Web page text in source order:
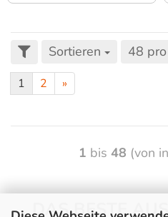
Sortieren 48
1 2 »
1 bis 48 (von
DAS BESTE